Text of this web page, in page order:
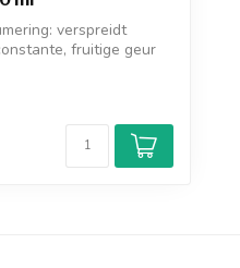
verspreidt
fruitige geur